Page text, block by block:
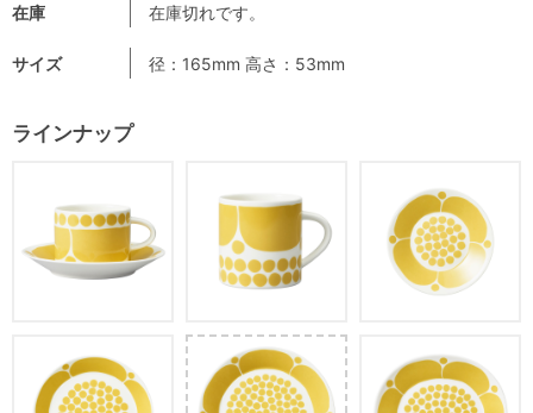
在庫 在庫切れです。
サイズ 径：165mm 高さ：53mm
ラインナップ